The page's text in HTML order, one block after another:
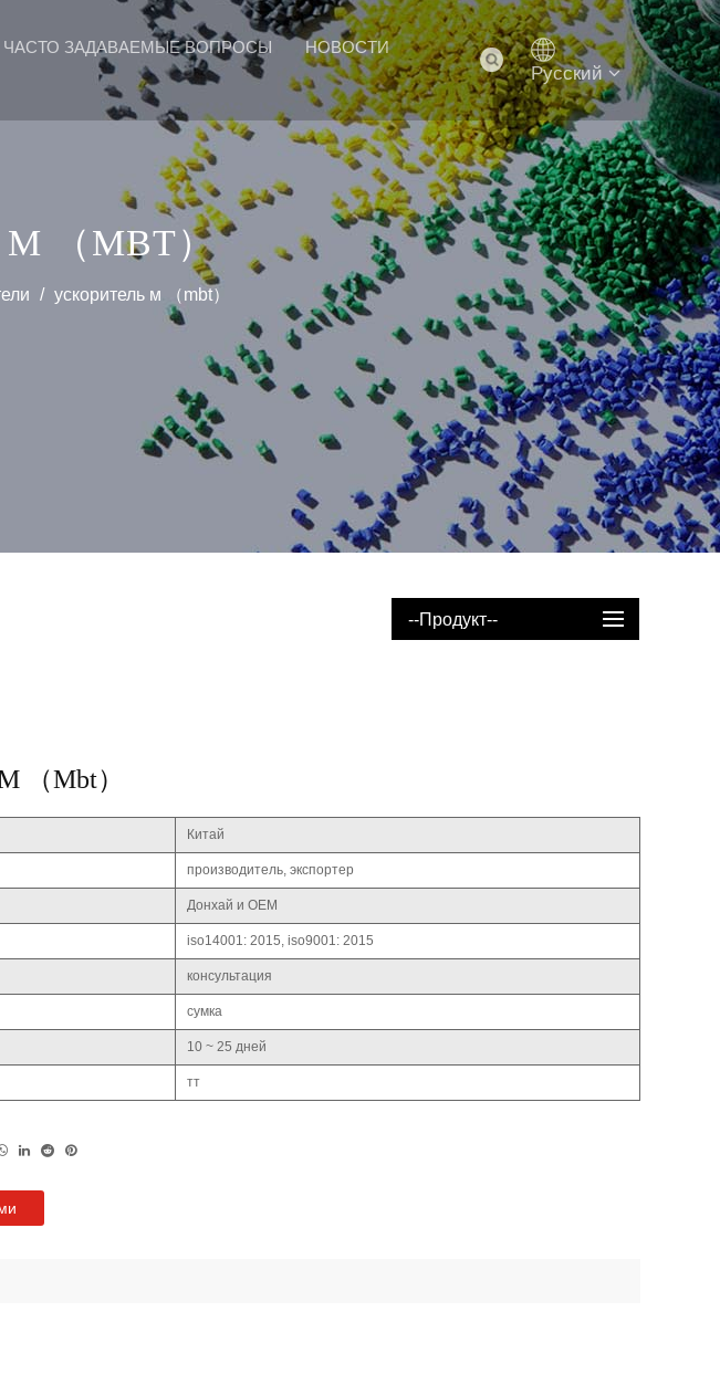
ЧАСТО ЗАДАВАЕМЫЕ ВОПРОСЫ
НОВОСТИ
Pусский
（MBT）
/ ускоритель м （mbt）
--Продукт--
（mbt）
Китай
производитель, экспортер
Донхай и OEM
iso14001: 2015, iso9001: 2015
консультация
сумка
10 ~ 25 дней
тт